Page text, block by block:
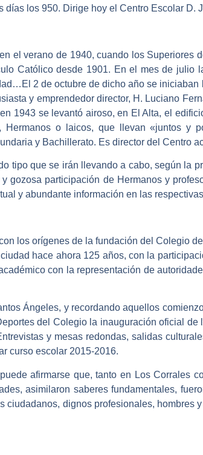
los 950. Dirige hoy el Centro Escolar D.
el verano de 1940, cuando los Superiores
Católico desde 1901. En el mes de julio
2 de octubre de dicho año se
y emprendedor director, H. Luciano
1943 se levantó airoso, en El Alta, el
Hermanos o laicos, que llevan «juntos y
y Bachillerato. Es director del Centro
tipo que se irán llevando a cabo, según la
gozosa participación de Hermanos y
y abundante información en las
los orígenes de la fundación del Colegio
hace ahora 125 años, con la
con la representación de
Ángeles, y recordando aquellos
del Colegio la inauguración oficial
y mesas redondas, salidas
curso escolar 2015-2016.
afirmarse que, tanto en Los Corrales
asimilaron saberes fundamentales,
ciudadanos, dignos profesionales, hombres